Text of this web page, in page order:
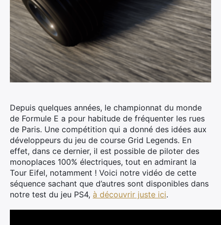
Depuis quelques années, le championnat du monde
de Formule E a pour habitude de fréquenter les rues
de Paris. Une compétition qui a donné des idées aux
développeurs du jeu de course Grid Legends. En
effet, dans ce dernier, il est possible de piloter des
monoplaces 100% électriques, tout en admirant la
Tour Eifel, notamment ! Voici notre vidéo de cette
séquence sachant que d’autres sont disponibles dans
notre test du jeu PS4, à découvrir juste ici.